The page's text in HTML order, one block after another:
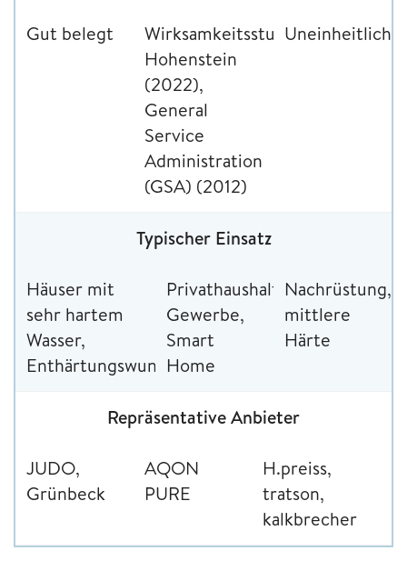
Gut belegt
Wirksamkeitsstudien
Hohenstein
(2022),
General
Service
Administration
(GSA) (2012)
Uneinheitlich
Typischer Einsatz
Häuser mit
sehr hartem
Wasser,
Enthärtungswunsch
Privathaushalte,
Gewerbe,
Smart
Home
Nachrüstung,
mittlere
Härte
Repräsentative Anbieter
JUDO,
Grünbeck
AQON
PURE
H.preiss,
tratson,
kalkbrecher